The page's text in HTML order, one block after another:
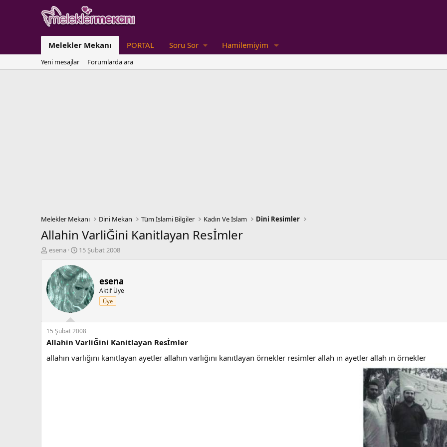
Melekler Mekanı PORTAL Soru Sor Hamilemiyim
Yeni mesajlar Forumlarda ara
Melekler Mekanı Dini Mekan Tüm İslami Bilgiler Kadın Ve İslam Dini Resimler
Allahin VarliĞini Kanitlayan Resİmler
K
b
u
y
u
a
ş
l
a
t
esena
B
ş
l
a
n
g
ı
ç
t
a
r
i
15 Şubat 2008
esena
Aktif Üye
Üye
15 Şubat 2008
Allahin VarliĞini Kanitlayan Resİmler
allahın varlığını kanıtlayan ayetler allahın varlığını kanıtlayan örnekler resimler allah ın ayetler allah ın örnekler